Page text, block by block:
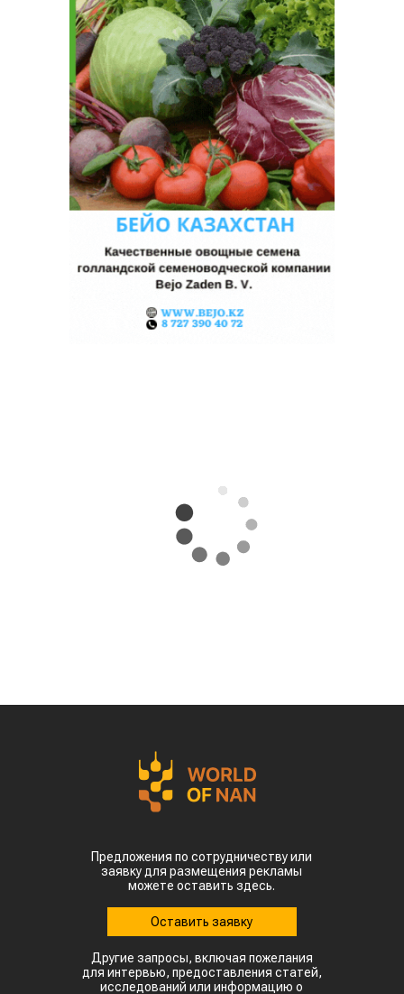
Предложения по сотрудничеству или
заявку для размещения рекламы
можете оставить здесь.
Оставить заявку
Другие запросы, включая пожелания
для интервью, предоставления статей,
исследований или информацию о